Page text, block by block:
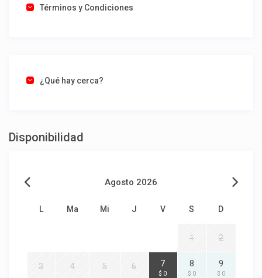
Términos y Condiciones
¿Qué hay cerca?
Disponibilidad
Agosto 2026
L Ma Mi J V S D
1 2
3 4 5 6 7
$ 0
8
$ 0
9
$ 0